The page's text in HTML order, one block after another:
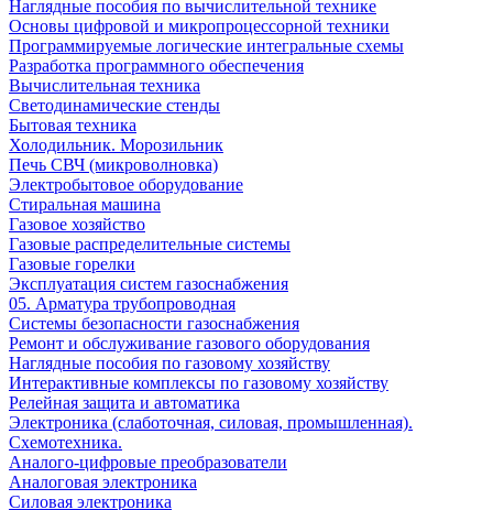
Наглядные пособия по вычислительной технике
Основы цифровой и микропроцессорной техники
Программируемые логические интегральные схемы
Разработка программного обеспечения
Вычислительная техника
Светодинамические стенды
Бытовая техника
Холодильник. Морозильник
Печь СВЧ (микроволновка)
Электробытовое оборудование
Стиральная машина
Газовое хозяйство
Газовые распределительные системы
Газовые горелки
Эксплуатация систем газоснабжения
05. Арматура трубопроводная
Системы безопасности газоснабжения
Ремонт и обслуживание газового оборудования
Наглядные пособия по газовому хозяйству
Интерактивные комплексы по газовому хозяйству
Релейная защита и автоматика
Электроника (слаботочная, силовая, промышленная).
Схемотехника.
Аналого-цифровые преобразователи
Аналоговая электроника
Cиловая электроника